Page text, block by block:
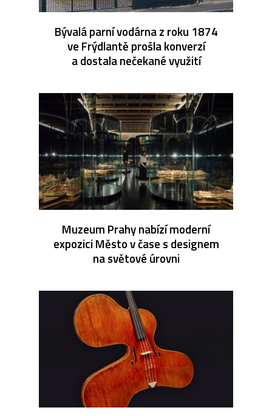
Bývalá parní vodárna z roku 1874
ve Frýdlantě prošla konverzí
a dostala nečekané využití
Muzeum Prahy nabízí moderní
expozici Město v čase s designem
na světové úrovni